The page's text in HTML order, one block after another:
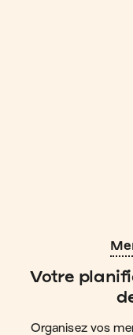
Votre
Organisez vos